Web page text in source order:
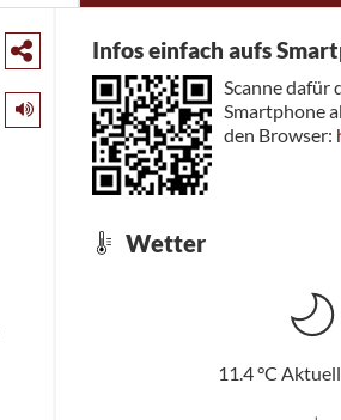
Infos einfach aufs
Scanne dafür
Smartphone
den Browser:
Wetter
11.4°C